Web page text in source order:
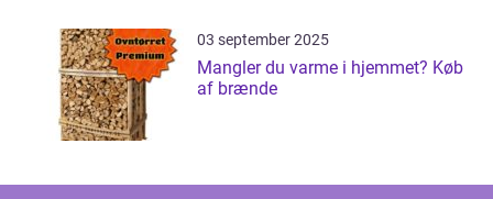
03 september 2025
Mangler du varme i hjemmet? Køb
af brænde